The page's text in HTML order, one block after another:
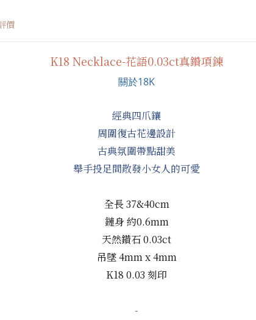
價
K18 Necklace-花語0.03ct真鑽項鍊
關於18K
經典四爪鑲
周圍復古花邊設計
古典氛圍帶點甜美
舉手投足間散發小女人的可愛
全長 37&40cm
鏈身 約0.6mm
天然鑽石0.03ct
吊墜 4mm x 4mm
K18 0.03 刻印
-